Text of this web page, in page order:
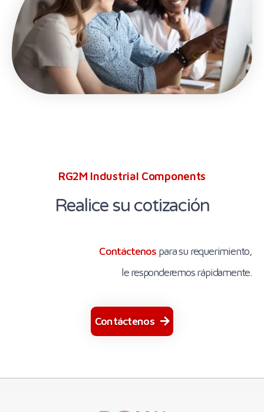
RG2M Industrial Components
Realice su cotización
Contáctenos para su requerimiento,
le responderemos rápidamente.
Contáctenos